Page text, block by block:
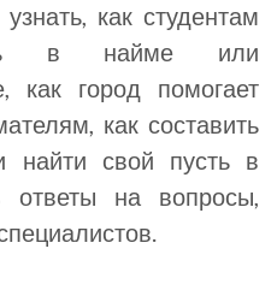
как студентам
в найме или
как город помогает
как составить
найти свой пусть в
ответы на вопросы,